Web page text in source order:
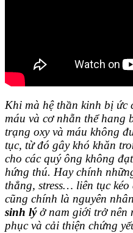
Khi mà hệ thần kinh bị ức
máu và cơ nhẵn thể hang
trạng oxy và máu không
tục, từ đó gây khó khăn
cho các quý ông không
hứng thú. Hay chính
thẳng, stress… liên tục
cũng chính là nguyên
sinh lýở nam giới trở nên
phục và cải thiện chứng